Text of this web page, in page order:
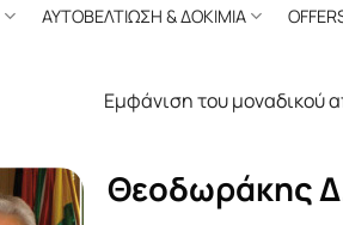
ΑΥΤΟΒΕΛΤΙΩΣΗ & ΔΟΚΙΜΙΑ
Εμφάνιση του μοναδικού
Θεοδωράκης